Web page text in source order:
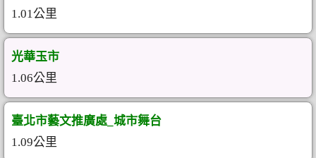
1.01公里
光華玉市
1.06公里
臺北市藝文推廣處_城市舞台
1.09公里